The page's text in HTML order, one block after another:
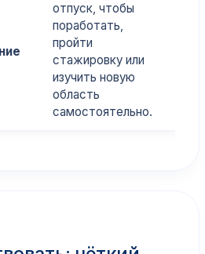
отпуск, чтобы
поработать,
пройти
стажировку или
изучить новую
область
самостоятельно.